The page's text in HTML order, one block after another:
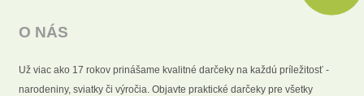
O NÁS
Už viac ako 17 rokov prinášame kvalitné darčeky na každú príležitosť -
narodeniny, sviatky či výročia. Objavte praktické darčeky pre všetky